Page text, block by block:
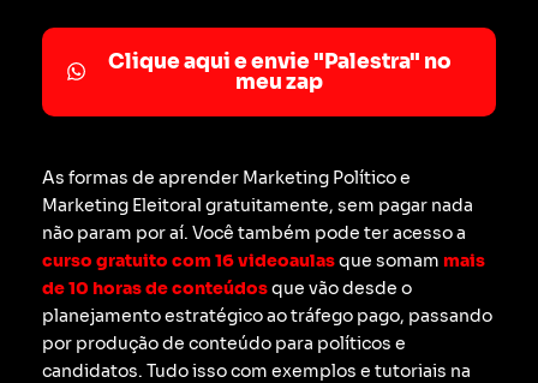
Clique aqui e envie "Palestra" no
meu zap
As formas de aprender Marketing Político e
Marketing Eleitoral gratuitamente, sem pagar nada
não param por aí. Você também pode ter acesso a
curso gratuito com 16 videoaulasque somam mais
de 10 horas de conteúdosque vão desde o
planejamento estratégico ao tráfego pago, passando
por produção de conteúdo para políticos e
candidatos. Tudo isso com exemplos e tutoriais na